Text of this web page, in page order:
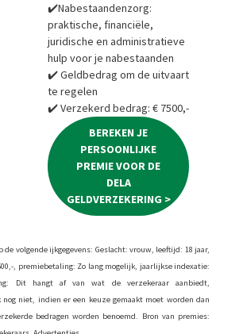
✔️Nabestaandenzorg:
praktische, financiële,
juridische en administratieve
hulp voor je nabestaanden
✔️ Geldbedrag om de uitvaart
te regelen
✔️ Verzekerd bedrag: € 7500,-
BEREKEN JE
PERSOONLIJKE
PREMIE VOOR DE
DELA
GELDVERZEKERING >
de volgende ijkgegevens: Geslacht: vrouw, leeftijd: 18 jaar,
, premiebetaling: Zo lang mogelijk, jaarlijkse indexatie:
Dit hangt af van wat de verzekeraar aanbiedt,
niet, indien er een keuze gemaakt moet worden dan
bedragen worden benoemd. Bron van premies: